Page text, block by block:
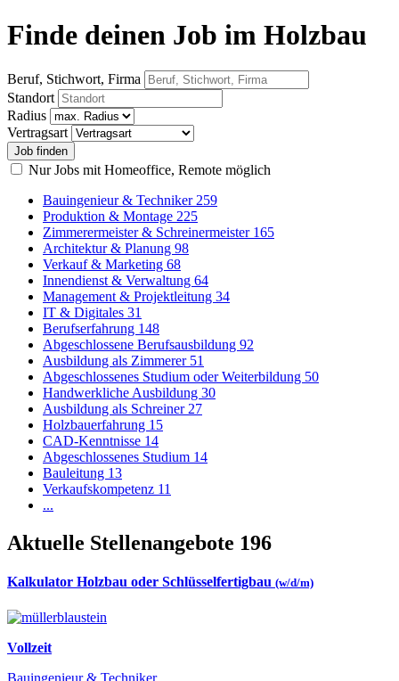
Finde deinen Job im Holzbau
Beruf, Stichwort, Firma
Standort
Radius
Vertragsart
Nur Jobs mit Homeoffice, Remote möglich
Bauingenieur & Techniker 259
Produktion & Montage 225
Zimmerermeister & Schreinermeister 165
Architektur & Planung 98
Verkauf & Marketing 68
Innendienst & Verwaltung 64
Management & Projektleitung 34
IT & Digitales 31
Berufserfahrung 148
Abgeschlossene Berufsausbildung 92
Ausbildung als Zimmerer 51
Abgeschlossenes Studium oder Weiterbildung 50
Handwerkliche Ausbildung 30
Ausbildung als Schreiner 27
Holzbauerfahrung 15
CAD-Kenntnisse 14
Abgeschlossenes Studium 14
Bauleitung 13
Verkaufskompetenz 11
...
Aktuelle Stellenangebote 196
Kalkulator Holzbau oder Schlüsselfertigbau (w/d/m)
Vollzeit
Bauingenieur & Techniker